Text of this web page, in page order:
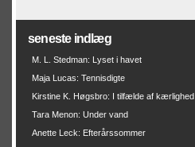
seneste indlæg
M. L. Stedman: Lyset i havet
Maja Lucas: Tennisdigte
Kirstine K. Høgsbro: I tilfælde af kærlighed
Tara Menon: Under vand
Anette Leck: Efterårssommer